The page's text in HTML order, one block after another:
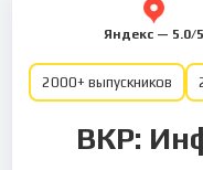
Яндекс — 5.0/5
2000+ выпускников
ВКР: